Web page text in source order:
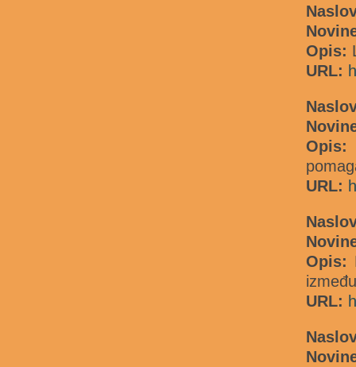
Opis:
URL:
URL:
Opis:
URL: